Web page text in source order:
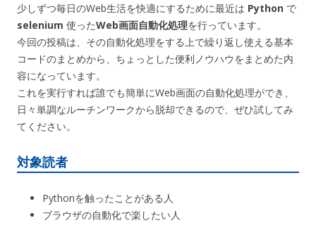
少しずつ毎日のWeb生活を快適にするために最近は Python で
selenium 使ったWeb画面自動化処理を行っています。
今回の投稿は、その自動化処理をする上で繰り返し使える基本
コードのまとめから、ちょっとした便利ノウハウをまとめた内
容になっています。
これを実行すれば誰でも簡単にWeb画面の自動化処理ができ、
日々単調なルーチンワークから脱却できるので、ぜひ試してみ
てください。
対象読者
Pythonを触ったことがある人
ブラウザの自動化で楽したい人